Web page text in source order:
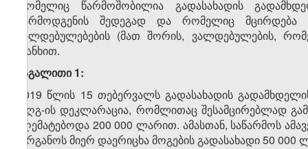
რომელიც წარმოშობილია გადასახადის
წარმოდგენის შედეგად და რომელიც მცირდება
ვალდებულებების (მათ შორის, ვალდებულების,
თანხით.
მაგალითი 1:
2019 წლის 15 თებერვალს გადასახადის
დღგ-ის დეკლარაცია, რომლითაც შესამცირებლად
აღემატებოდა 200 000 ლარით. ამასთან, საწარმოს
ორგანოს მიერ დაერიცხა მოგების გადასახადი 50